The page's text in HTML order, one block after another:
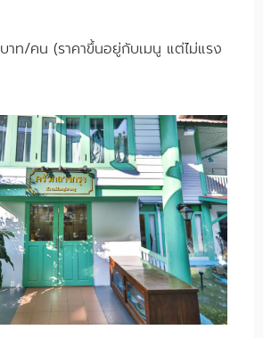
ท/คน (ราคาขึ้นอยู่กับเมนู แต่ไม่แรง